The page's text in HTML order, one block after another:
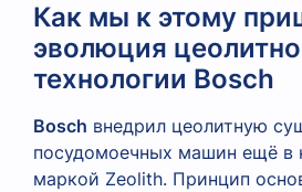
Как мы к этому
эволюция
технологии Bosch
Bosch внедрил цеолитную
посудомоечных машин ещё в
маркой Zeolith. Принцип